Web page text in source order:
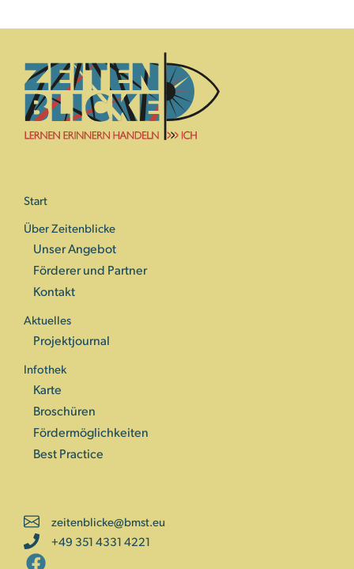
Start
Über Zeitenblicke
Unser Angebot
Förderer und Partner
Kontakt
Aktuelles
Projektjournal
Infothek
Karte
Broschüren
Fördermöglichkeiten
Best Practice
zeitenblicke@bmst.eu
+49 351 4331 4221